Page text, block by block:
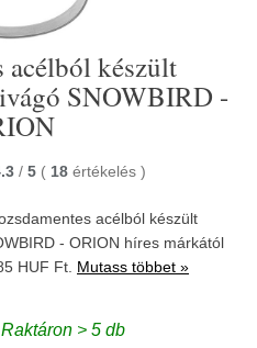
acélból készült
SNOWBIRD -
/ 5 ( 18 értékelés )
acélból készült
- ORION híres márkától
HUF Ft. Mutass többet »
> 5 db